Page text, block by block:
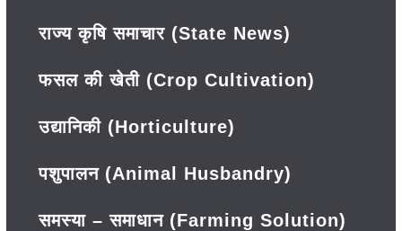
राज्य कृषि समाचार (State News)
फसल की खेती (Crop Cultivation)
उद्यानिकी (Horticulture)
पशुपालन (Animal Husbandry)
समस्या – समाधान (Farming Solution)